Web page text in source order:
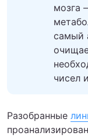
мозга
самый
чисел
Разобранные